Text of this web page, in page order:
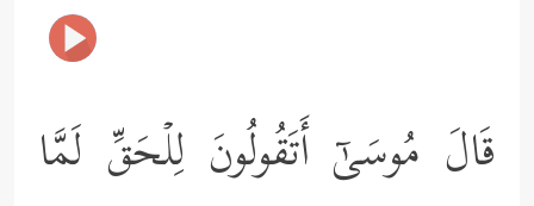
قَالَ مُوسَىٰۤ أَتَقُولُونَ لِلۡحَقِّ لَمَّا